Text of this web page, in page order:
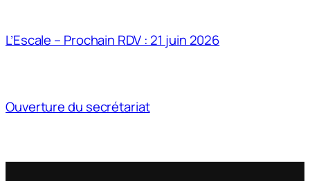
L’Escale – Prochain RDV : 21 juin 2026
Ouverture du secrétariat